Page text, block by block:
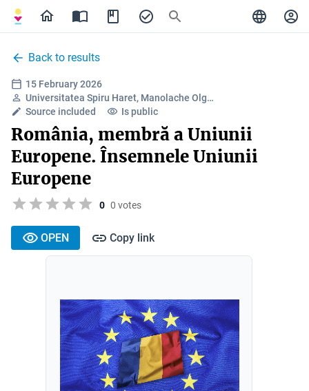
Back to results
15 February 2026
Universitatea Spiru Haret, Manolache Olg…
Source included
Is public
România, membră a Uniunii
Europene. Însemnele Uniunii
Europene
0 0 votes
OPEN Copy link